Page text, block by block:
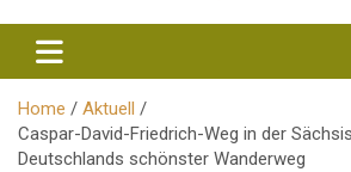
Vogtlandstreicher
Home
Aktuell
Caspar-David-Friedrich-Weg in der
Deutschlands schönster Wanderweg